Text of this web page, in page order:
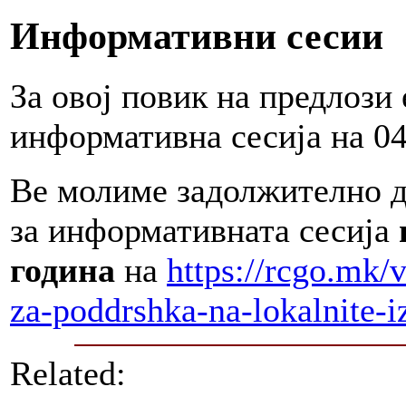
Информативни сесии
За овој повик на
информативна сесија на
Ве молиме задолжително
за информативната сесија
година на https://rcgo.mk/
za-poddrshka-na-lokalnite-
Related: